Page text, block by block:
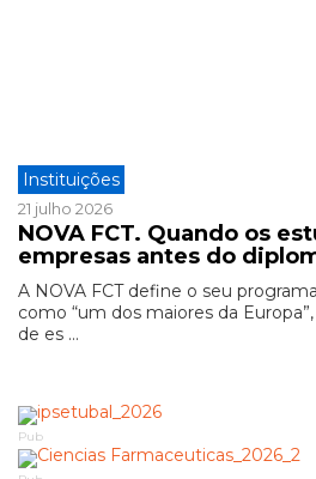
Instituições
21 julho 2026
NOVA FCT. Quando os
empresas antes do
A NOVA FCT define o seu
como “um dos maiores da
de es ...
Pub